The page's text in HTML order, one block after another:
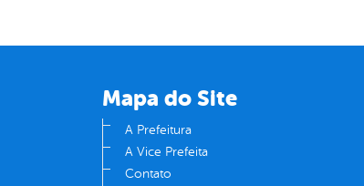
Mapa do Site
A Prefeitura
A Vice Prefeita
Contato